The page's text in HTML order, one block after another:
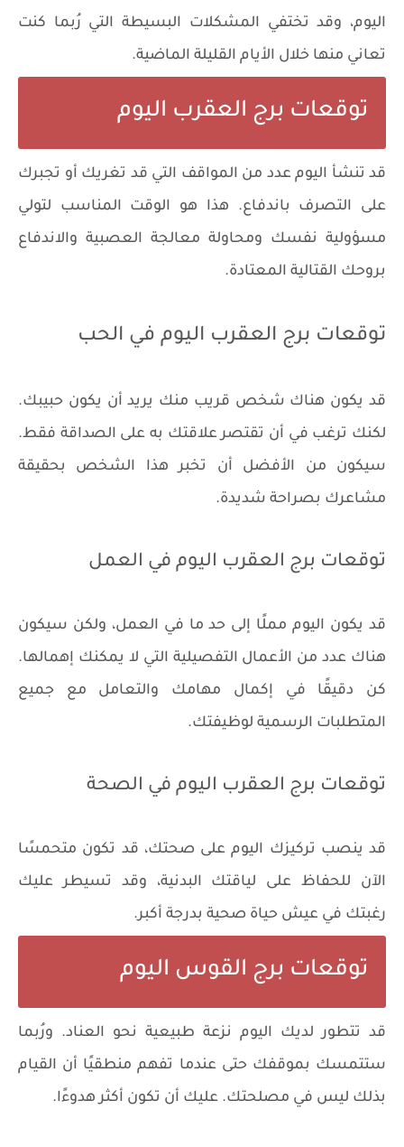
اليوم، وقد تختفي المشكلات البسيطة التي رُبما كنت
تعاني منها خلال الأيام القليلة الماضية.
توقعات برج العقرب اليوم
قد تنشأ اليوم عدد من المواقف التي قد تغريك أو تجبرك
على التصرف باندفاع. هذا هو الوقت المناسب لتولي
مسؤولية نفسك ومحاولة معالجة العصبية والاندفاع
بروحك القتالية المعتادة.
توقعات برج العقرب اليوم في الحب
قد يكون هناك شخص قريب منك يريد أن يكون حبيبك.
لكنك ترغب في أن تقتصر علاقتك به على الصداقة فقط.
سيكون من الأفضل أن تخبر هذا الشخص بحقيقة
مشاعرك بصراحة شديدة.
توقعات برج العقرب اليوم في العمل
قد يكون اليوم مملًا إلى حد ما في العمل، ولكن سيكون
هناك عدد من الأعمال التفصيلية التي لا يمكنك إهمالها.
كن دقيقًا في إكمال مهامك والتعامل مع جميع
المتطلبات الرسمية لوظيفتك.
توقعات برج العقرب اليوم في الصحة
قد ينصب تركيزك اليوم على صحتك، قد تكون متحمسًا
الآن للحفاظ على لياقتك البدنية، وقد تسيطر عليك
رغبتك في عيش حياة صحية بدرجة أكبر.
توقعات برج القوس اليوم
قد تتطور لديك اليوم نزعة طبيعية نحو العناد. ورُبما
ستتمسك بموقفك حتى عندما تفهم منطقيًا أن القيام
بذلك ليس في مصلحتك. عليك أن تكون أكثر هدوءًا.